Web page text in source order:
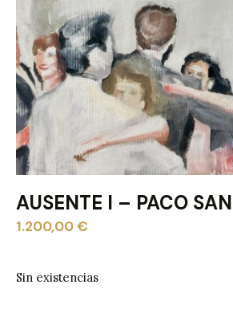
AUSENTE I – PACO
1.200,00€
Sin existencias